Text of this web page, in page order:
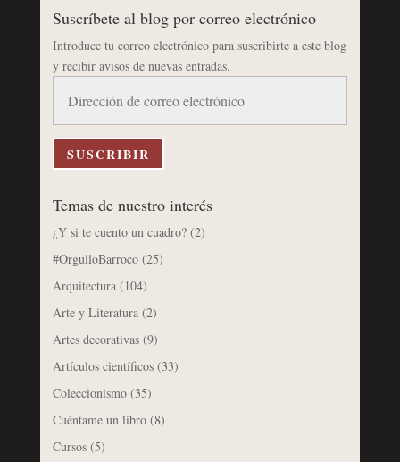
Suscríbete al blog por correo electrónico
Introduce tu correo electrónico para suscribirte a este blog
y recibir avisos de nuevas entradas.
correo
electrónico
SUSCRIBIR
Temas de nuestro interés
¿Y si te cuento un cuadro?(2)
#OrgulloBarroco(25)
Arquitectura(104)
Arte y Literatura(2)
Artes decorativas(9)
Artículos científicos(33)
Coleccionismo(35)
Cuéntame un libro(8)
Cursos(5)